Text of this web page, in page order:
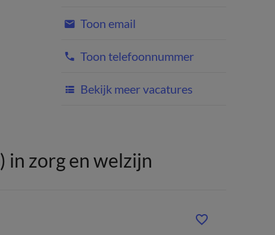
Toon email
Toon telefoonnummer
Bekijk meer vacatures
in zorg en welzijn